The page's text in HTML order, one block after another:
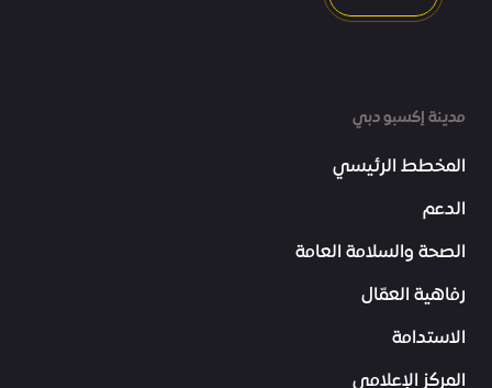
مدينة إكسبو دبي
المخطط الرئيسي
الدعم
الصحة والسلامة العامة
رفاهية العمّال
الاستدامة
المركز الإعلامي